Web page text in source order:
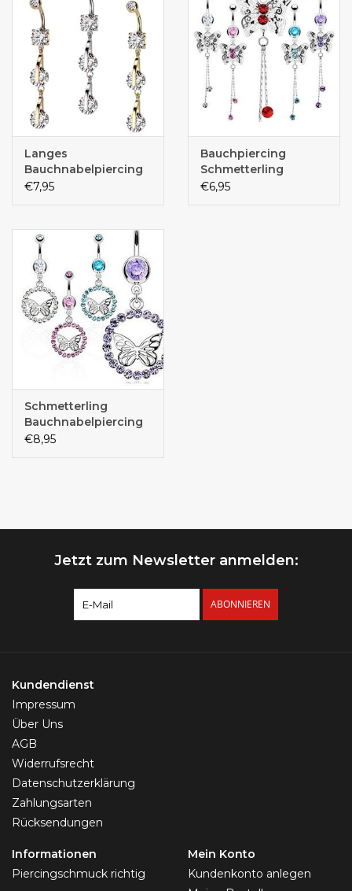
Langes
Bauchnabelpiercing
€7,95
Bauchpiercing
Schmetterling
€6,95
Schmetterling
Bauchnabelpiercing
€8,95
Jetzt zum Newsletter anmelden:
ABONNIEREN
Kundendienst
Impressum
Über Uns
AGB
Widerrufsrecht
Datenschutzerklärung
Zahlungsarten
Rücksendungen
Informationen
Piercingschmuck richtig
Mein Konto
Kundenkonto anlegen